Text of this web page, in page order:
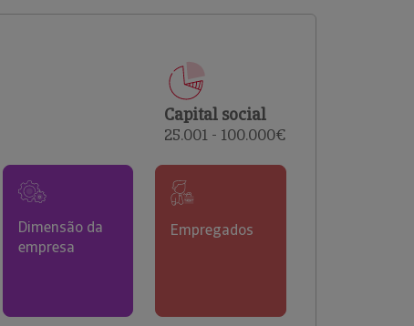
comerciais e analisar o risco de incumprimento dos
Capital social
25.001 - 100.000€
Dimensão da
empresa
Empregados